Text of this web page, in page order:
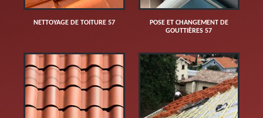
NETTOYAGE DE TOITURE 57
POSE ET CHANGEMENT DE
GOUTTIÈRES 57